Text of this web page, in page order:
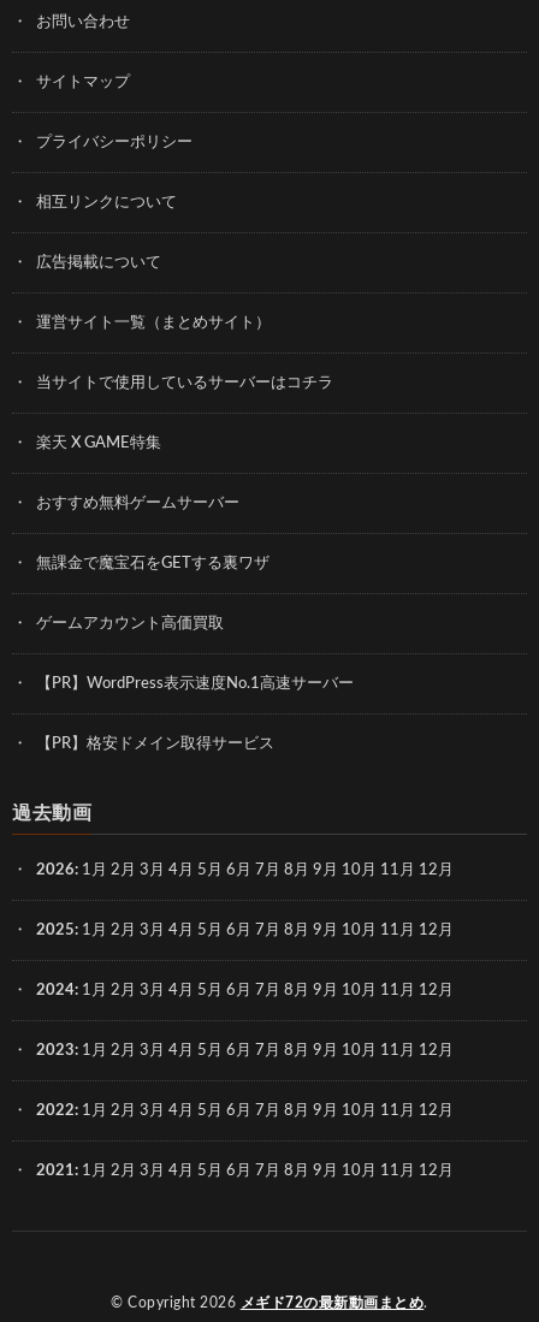
お問い合わせ
サイトマップ
プライバシーポリシー
相互リンクについて
広告掲載について
運営サイト一覧（まとめサイト）
当サイトで使用しているサーバーはコチラ
楽天 X GAME特集
おすすめ無料ゲームサーバー
無課金で魔宝石をGETする裏ワザ
ゲームアカウント高価買取
【PR】WordPress表示速度No.1高速サーバー
【PR】格安ドメイン取得サービス
過去動画
2026: 1月 2月 3月 4月 5月 6月 7月 8月 9月 10月 11月 12月
2025: 1月 2月 3月 4月 5月 6月 7月 8月 9月 10月 11月 12月
2024: 1月 2月 3月 4月 5月 6月 7月 8月 9月 10月 11月 12月
2023: 1月 2月 3月 4月 5月 6月 7月 8月 9月 10月 11月 12月
2022: 1月 2月 3月 4月 5月 6月 7月 8月 9月 10月 11月 12月
2021: 1月 2月 3月 4月 5月 6月 7月 8月 9月 10月 11月 12月
© Copyright 2026 メギド72の最新動画まとめ.